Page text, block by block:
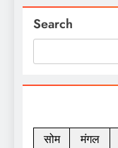
Search
सोम
मंगल